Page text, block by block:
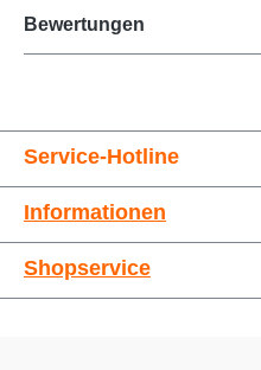
Bewertungen
Service-Hotline
Informationen
Shopservice
Großer Cursor